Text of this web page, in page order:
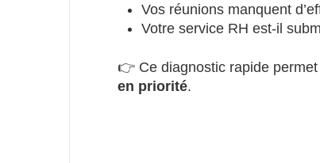
Vos réunions manquent
Votre service RH est-il
👉 Ce diagnostic rapide permet
en priorité.